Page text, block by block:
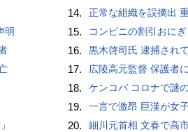
明
14. 正常な組織を誤摘出
15. コンビニの割引おに
16. 黒木啓司氏 逮捕され
17. 広陵高元監督 保護者
18. ケンコバ コロナで謎
19. 一言で激昂 巨漢が女
20. 細川元首相 文春で高